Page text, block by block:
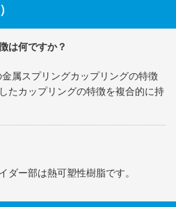
は何ですか？
属スプリングカップリングの特徴
たカップリングの特徴を複合的に持
ダー部は熱可塑性樹脂です。